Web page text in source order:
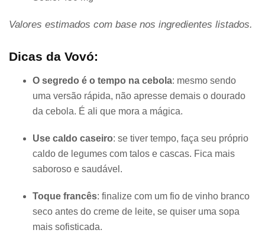
Valores estimados com base nos ingredientes listados.
Dicas da Vovó:
O segredo é o tempo na cebola: mesmo sendo
uma versão rápida, não apresse demais o dourado
da cebola. É ali que mora a mágica.
Use caldo caseiro: se tiver tempo, faça seu próprio
caldo de legumes com talos e cascas. Fica mais
saboroso e saudável.
Toque francês: finalize com um fio de vinho branco
seco antes do creme de leite, se quiser uma sopa
mais sofisticada.